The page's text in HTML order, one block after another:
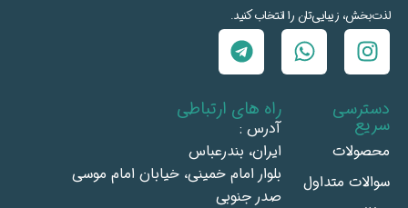
لذت‌بخش، زیبایی‌تان را انتخاب کنید.
دسترسی
سریع
محصولات
سوالات متداول
راه های ارتباطی
آدرس :
ايران، بندرعباس
بلوار امام خمينى، خيابان امام موسى
صدر جنوبى